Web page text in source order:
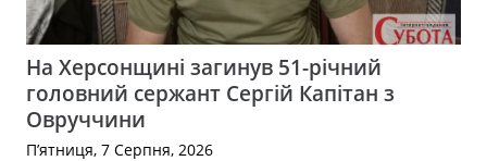
На Херсонщині загинув 51-річний
головний сержант Сергій Капітан з
Овруччини
П’ятниця, 7 Серпня, 2026